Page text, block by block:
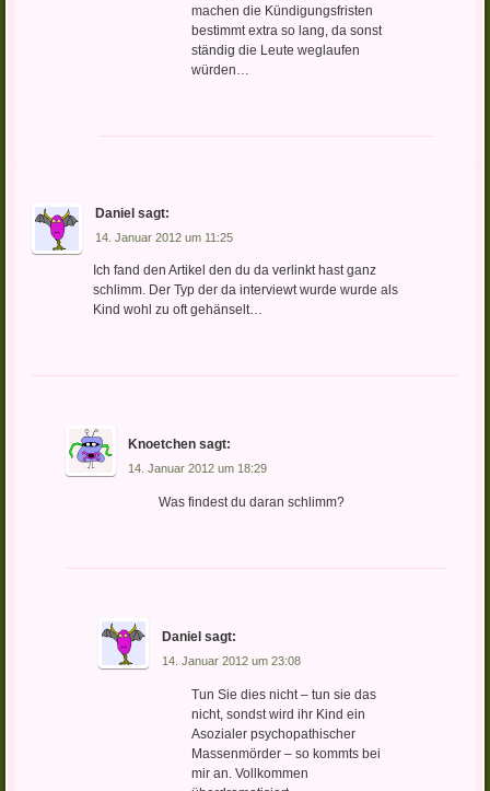
machen die Kündigungsfristen
bestimmt extra so lang, da sonst
ständig die Leute weglaufen
würden…
Daniel sagt:
14. Januar 2012 um 11:25
Ich fand den Artikel den du da verlinkt hast ganz
schlimm. Der Typ der da interviewt wurde wurde als
Kind wohl zu oft gehänselt…
Knoetchen sagt:
14. Januar 2012 um 18:29
Was findest du daran schlimm?
Daniel sagt:
14. Januar 2012 um 23:08
Tun Sie dies nicht – tun sie das
nicht, sondst wird ihr Kind ein
Asozialer psychopathischer
Massenmörder – so kommts bei
mir an. Vollkommen